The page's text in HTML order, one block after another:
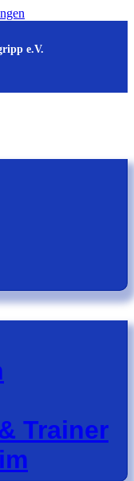
e.V.
Trainer